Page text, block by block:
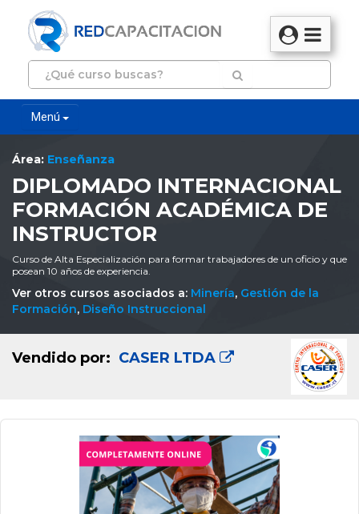
Menú
Área: Enseñanza
DIPLOMADO INTERNACIONAL
FORMACIÓN ACADÉMICA DE
INSTRUCTOR
Curso de Alta Especialización para formar trabajadores de un oficio y que
posean 10 años de experiencia.
Ver otros cursos asociados a: Minería, Gestión de la
Formación, Diseño Instruccional
Vendido por: CASER LTDA